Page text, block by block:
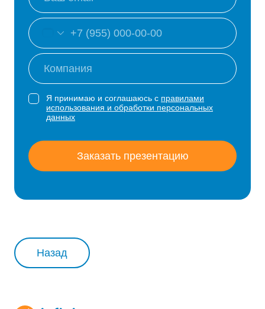
Я принимаю и соглашаюсь с правилами
использования и обработки персональных
данных
Заказать презентацию
Назад